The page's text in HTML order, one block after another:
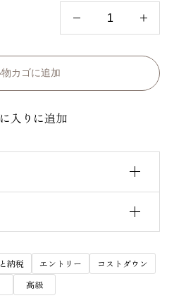
a
n
e
s
カゴに追加
入りに追加
グリップ/天然木 先ゴム/合
会員登録が必要です。
登録する
納税 エントリー
コストダウン
高級